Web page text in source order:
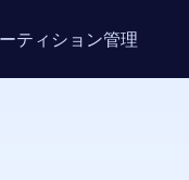
ティション管理